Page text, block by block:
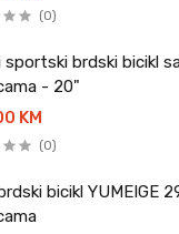
(0)
sportski brdski bicikl
- 20"
KM
(0)
bicikl YUMEIGE